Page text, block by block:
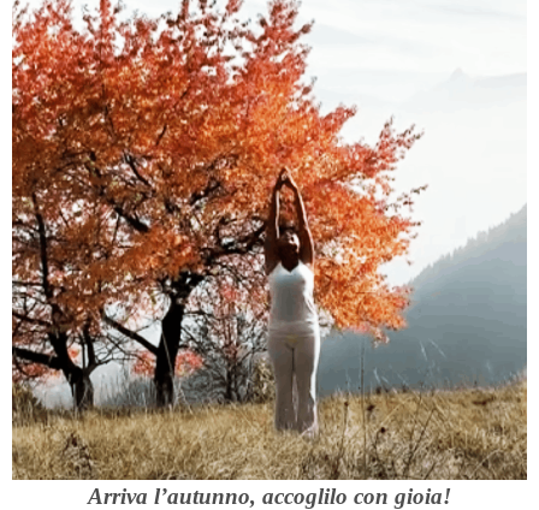
Arriva l’autunno, accoglilo con gioia!